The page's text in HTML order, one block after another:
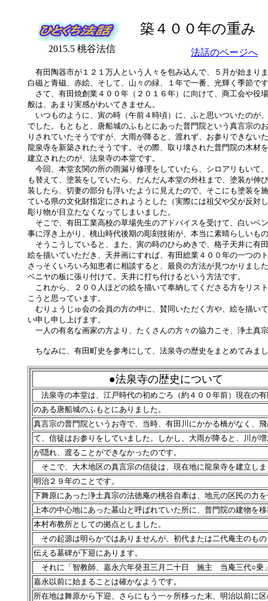
有田陶器市が１２１万人という人々を包み込んで、５月が始まり
白磁と青磁、赤絵、そして、山々の緑、１年で一番、光輝く季節で
さて、有田焼創業４００年（２０１６年）に向けて、商工会や役
般は、あまり実感がわいてきません。
いつものように、寅の時（午前４時頃）に、ふと思いついたのが
でした。もともと、唐船城のふもとにあった普門院という真言宗の
りされていたそうですが、大雨が降ると、渡れず、お参りできない
龍泉寺を新築されたそうです。その際、取り壊された普門院の木材
建立されたのが、法泉寺の本堂です。
今回、本堂玄関の所の雨漏り修理をしていたら、シロアリもいて
も替えて、塗装をしていたら、だんだん本堂の外柱まで、塗装が伸
装したら、切妻の部分も浮いたように見えたので、そこにも塗装を
ている県の文化財指定にされようとした（実際には祖父や父が反対
彫り物が目立たなくなってしまいました。
そこで、有田工業高校の草場先生のアドバイスを受けて、白いベ
事に浮き上がり、桃山時代後期の彫刻技術が、本当に素晴らしいも
そうこうしていると、また、寅の時のひらめきで、格子天井に有
絵を描いていただき、天井画にすれば、有田総業４００年の一つの
さっそくいろいろ知恵者に相談すると、最良の方法が見つかりまし
ベニヤの板に張り付けて。天井に打ち付けるという方法です。
これから、２００人ほどの絵を描いて奉納してくださる方をリス
こうと思っています。
むりょうじゅ会の会員の方の中に、賛同いただく方や、絵を描い
い申し申し上げます。
一人の有名な画家の方より、たくさんの方々の協力こそ、浄土真
ちなみに、有田町史を参考にして、法泉寺の歴史をまとめてみま
●法泉寺の歴史について
法泉寺の本堂は、江戸時代の初めごろ（約４００年前）現在の
のある唐船城のふもとにありました。
真言宗の普門院というお寺で、当時、有田川にかかる橋がなく、
て、信徒はお参りをしていました。しかし、大雨が降ると、川が
が隠れ、渡ることができなかったのです。
そこで、大木地区の真言宗の信徒は、現在地に龍泉寺を建立し
明治２９年のことです。
下舞原にあった浄土真宗の法徳庵の桃谷自牽は、地元の区民の力
上本の中心地にあった墓山と呼ばれていた所に、普門院の建物を
本村布教所としての拠点としました。
その起源は明らかではありませんが、初代または二代庵主のも
伝える墓碑が下迎にあります。
それに「智教師、嘉永六年癸丑三月二十日 施主 当庵三代○乗
嘉永以前に始まることは確かなようです。
所在地は舞原から下迎、さらにもう一ヶ所移った末、明治以前に
築４００年の重み
2015.5 桃谷法信 法話のページへ